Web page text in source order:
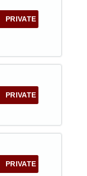
PRIVATE
PRIVATE
PRIVATE